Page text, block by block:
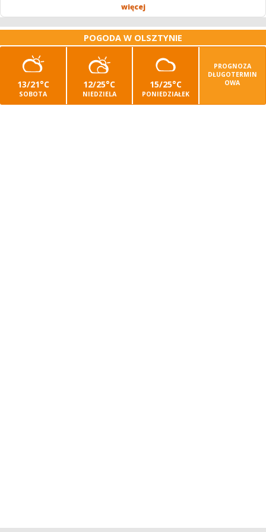
więcej
POGODA W OLSZTYNIE
13/21°C
SOBOTA
12/25°C
NIEDZIELA
15/25°C
PONIEDZIAŁEK
PROGNOZA
DŁUGOTERMIN
OWA